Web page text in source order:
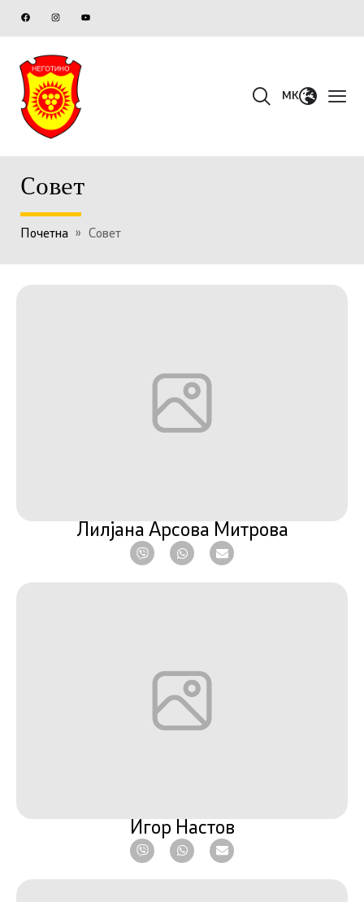
MK
Совет
Почетна » Совет
Лилјана Арсова Митрова
Игор Настов